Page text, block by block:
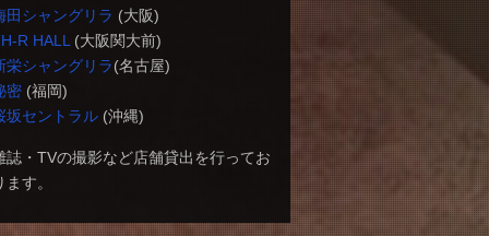
田シャングリラ (大阪)
R HALL (大阪関大前)
栄シャングリラ(名古屋)
密(福岡)
坂セントラル(沖縄)
誌・TVの撮影など店舗貸出を行ってお
ます。